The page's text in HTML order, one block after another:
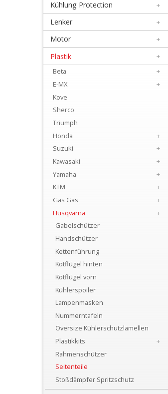
Schmierstoffe
Armaturen
Kühlung
Protection
Lenker
Kühlung Protection +
Lenker +
Motor +
Plastik
+
Beta
+
E-MX
+
Kove
Sherco
Triumph
Honda
+
Suzuki
+
Kawasaki
+
Yamaha
+
KTM
+
Gas Gas
+
Husqvarna
+
Gabelschützer
Handschützer
Kettenführung
Kotflügel hinten
Kotflügel vorn
Kühlerspoiler
Lampenmasken
Nummerntafeln
Oversize Kühlerschutzlamellen
Plastikkits
+
Rahmenschützer
Seitenteile
Stoßdämpfer Spritzschutz